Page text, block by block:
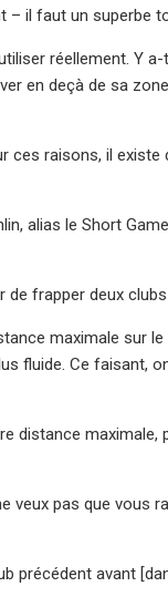
il faut un superbe
réellement. Y
en deçà de sa
ces raisons, il
alias le Short
frapper deux
maximale sur
fluide. Ce faisant,
distance maximale,
veux pas que vous
précédent avant